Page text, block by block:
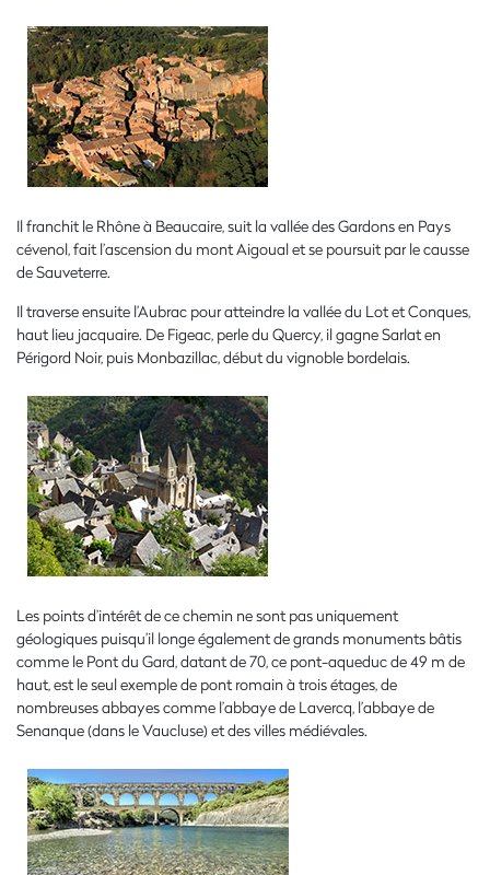
Il franchit le Rhône à Beaucaire, suit la vallée des Gardons en Pays
cévenol, fait l’ascension du mont Aigoual et se poursuit par le causse
de Sauveterre.
Il traverse ensuite l’Aubrac pour atteindre la vallée du Lot et Conques,
haut lieu jacquaire. De Figeac, perle du Quercy, il gagne Sarlat en
Périgord Noir, puis Monbazillac, début du vignoble bordelais.
Les points d’intérêt de ce chemin ne sont pas uniquement
géologiques puisqu’il longe également de grands monuments bâtis
comme le Pont du Gard, datant de 70, ce pont-aqueduc de 49 m de
haut, est le seul exemple de pont romain à trois étages, de
nombreuses abbayes comme l’abbaye de Lavercq, l’abbaye de
Senanque (dans le Vaucluse) et des villes médiévales.